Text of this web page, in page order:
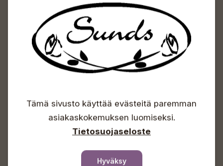
Sundin Puutarhakeskus
Avoinna
Info & vaihde
+358 50 388 9592
Tämä sivusto käyttää evästeitä paremman
asiakaskokemuksen luomiseksi.
Tietosuojaseloste
Hyväksy